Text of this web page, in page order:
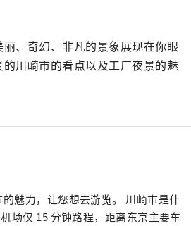
、奇幻、非凡的景象展现在你眼
川崎市的看点以及工厂夜景的魅
您想去游览。 川崎市是什
场仅 15 分钟路程，距离东京主要车